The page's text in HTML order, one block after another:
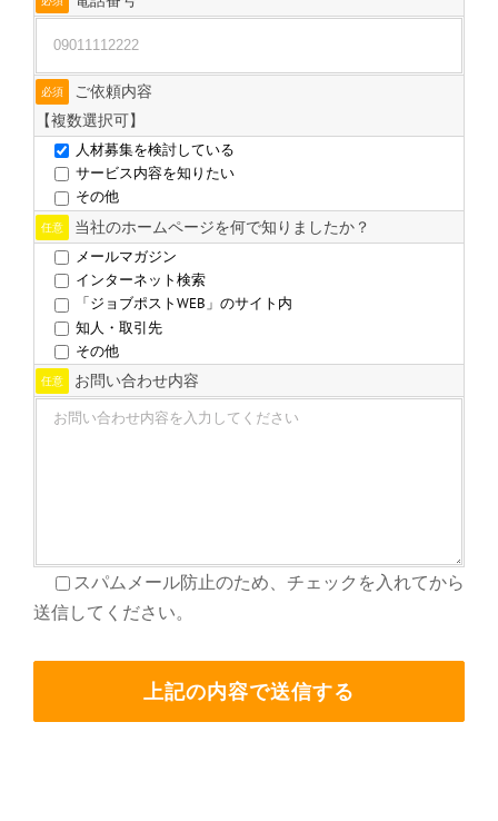
必須
ご依頼内容
【複数選択可】
人材募集を検討している
サービス内容を知りたい
その他
任意 当社のホームページを何で知りましたか？
メールマガジン
インターネット検索
「ジョブポストWEB」のサイト内
知人・取引先
その他
任意 お問い合わせ内容
スパムメール防止のため、チェックを入れてから
送信してください。